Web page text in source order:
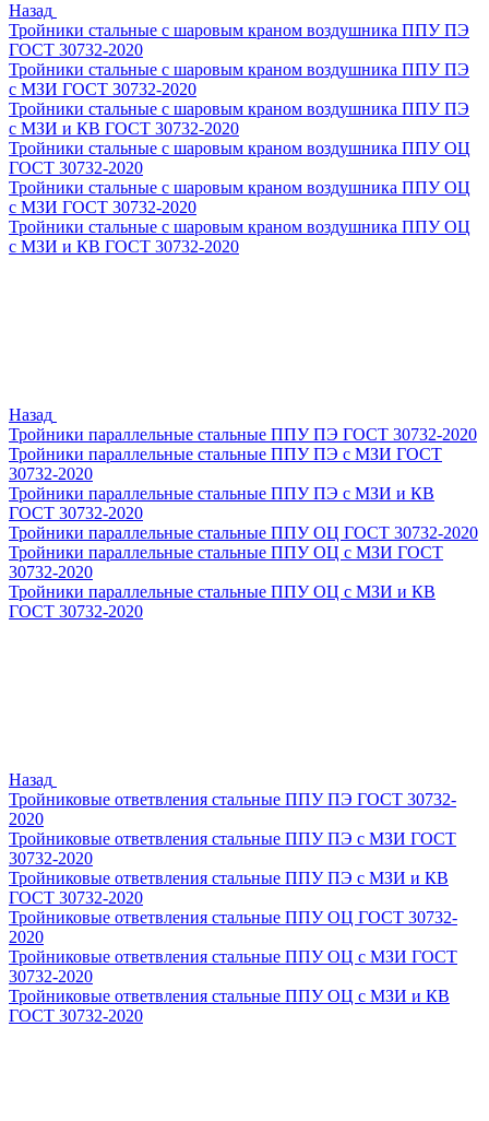
Назад
Тройники стальные с шаровым краном воздушника ППУ ПЭ
ГОСТ 30732-2020
Тройники стальные с шаровым краном воздушника ППУ ПЭ
с МЗИ ГОСТ 30732-2020
Тройники стальные с шаровым краном воздушника ППУ ПЭ
с МЗИ и КВ ГОСТ 30732-2020
Тройники стальные с шаровым краном воздушника ППУ ОЦ
ГОСТ 30732-2020
Тройники стальные с шаровым краном воздушника ППУ ОЦ
с МЗИ ГОСТ 30732-2020
Тройники стальные с шаровым краном воздушника ППУ ОЦ
с МЗИ и КВ ГОСТ 30732-2020
Назад
Тройники параллельные стальные ППУ ПЭ ГОСТ 30732-2020
Тройники параллельные стальные ППУ ПЭ с МЗИ ГОСТ
30732-2020
Тройники параллельные стальные ППУ ПЭ с МЗИ и КВ
ГОСТ 30732-2020
Тройники параллельные стальные ППУ ОЦ ГОСТ 30732-2020
Тройники параллельные стальные ППУ ОЦ с МЗИ ГОСТ
30732-2020
Тройники параллельные стальные ППУ ОЦ с МЗИ и КВ
ГОСТ 30732-2020
Назад
Тройниковые ответвления стальные ППУ ПЭ ГОСТ 30732-
2020
Тройниковые ответвления стальные ППУ ПЭ с МЗИ ГОСТ
30732-2020
Тройниковые ответвления стальные ППУ ПЭ с МЗИ и КВ
ГОСТ 30732-2020
Тройниковые ответвления стальные ППУ ОЦ ГОСТ 30732-
2020
Тройниковые ответвления стальные ППУ ОЦ с МЗИ ГОСТ
30732-2020
Тройниковые ответвления стальные ППУ ОЦ с МЗИ и КВ
ГОСТ 30732-2020